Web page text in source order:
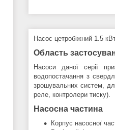
Насос цетробiжний 1.5
Область
Насоси даної серії
водопостачання з
зрошувальних систем,
реле, контролери тиску).
Насосна частина
Корпус насосної